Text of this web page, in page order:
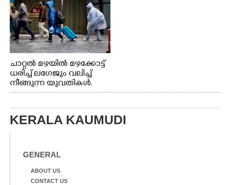
ചാറ്റൽ മഴയിൽ മഴക്കോട്ട്
ധരിച്ച് ലഗേജും വലിച്ച്
നീങ്ങുന്ന യുവതികൾ.
എറണാകുളം മേനകയിൽ
KERALA KAUMUDI
GENERAL
ABOUT US
CONTACT US